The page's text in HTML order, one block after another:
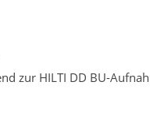
zur HILTI DD BU-